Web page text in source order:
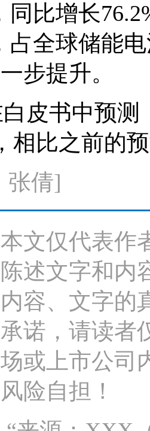
同比增长
占全球储能
步提升。
白皮书中预
相比之前的
张倩]
本文仅代表作
述文字和内
容、文字的
诺，请读者
或上市公司
险自担！